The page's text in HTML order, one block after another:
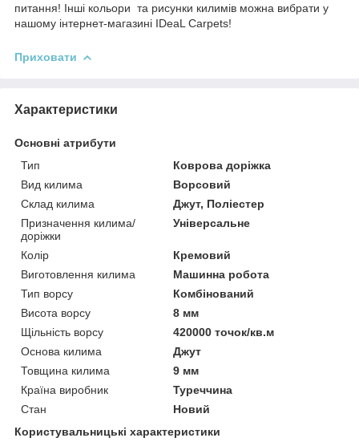
питання! Інші кольори та рисунки килимів можна вибрати у
нашому інтернет-магазині IDeaL Carpets!
Приховати
Характеристики
Основні атрибути
Тип
Коврова доріжка
Вид килима
Ворсовий
Склад килима
Джут, Поліестер
Призначення килима/
доріжки
Універсальне
Колір
Кремовий
Виготовлення килима
Машинна робота
Тип ворсу
Комбінований
Висота ворсу
8 мм
Щільність ворсу
420000 точок/кв.м
Основа килима
Джут
Товщина килима
9 мм
Країна виробник
Туреччина
Стан
Новий
Користувальницькі характеристики